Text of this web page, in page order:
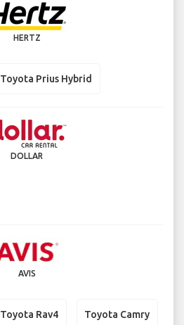
HERTZ
Toyota Prius Hybrid
DOLLAR
AVIS
Toyota Rav4 Toyota Camry